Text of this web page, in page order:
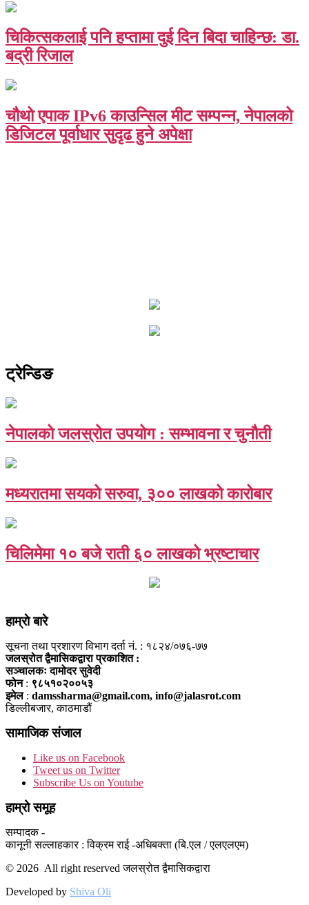
चिकित्सकलाई पनि हप्तामा दुई दिन बिदा चाहिन्छ: डा.
बद्री रिजाल
चौथो एपाक IPv6 काउन्सिल मीट सम्पन्न, नेपालको
डिजिटल पूर्वाधार सुदृढ हुने अपेक्षा
ट्रेन्डिङ
नेपालको जलस्रोत उपयोग : सम्भावना र चुनौती
मध्यरातमा सयको सरुवा, ३०० लाखको कारोबार
चिलिमेमा १० बजे राती ६० लाखको भ्रष्टाचार
हाम्राे बारे
सूचना तथा प्रशारण विभाग दर्ता नं. : १८२४/०७६-७७
जलस्रोत द्वैमासिकद्वारा प्रकाशित :
सञ्चालकः दामोदर सुवेदी
फोन : ९८५१०२००५३
इमेल: damssharma@gmail.com, info@jalasrot.com
डिल्लीबजार, काठमाडौं
सामाजिक संजाल
Like us on Facebook
Tweet us on Twitter
Subscribe Us on Youtube
हाम्रो समूह
सम्पादक -
कानूनी सल्लाहकार : विक्रम राई -अधिबक्ता (बि.एल / एलएलएम)
© 2026 All right reserved जलस्रोत द्वैमासिकद्वारा
Developed by Shiva Oli